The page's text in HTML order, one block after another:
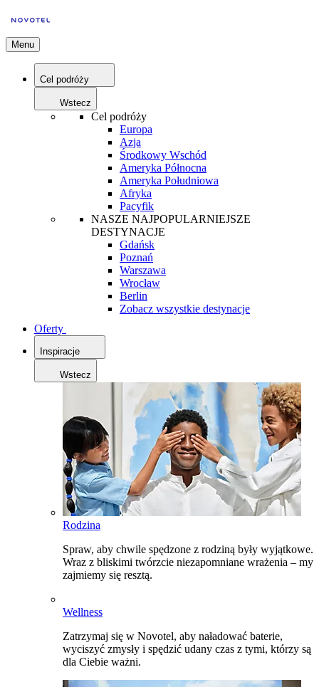
Menu
Cel podróży
Wstecz
Cel podróży
Europa
Azja
Środkowy Wschód
Ameryka Północna
Ameryka Południowa
Afryka
Pacyfik
NASZE NAJPOPULARNIEJSZE
DESTYNACJE
Gdańsk
Poznań
Warszawa
Wrocław
Berlin
Zobacz wszystkie destynacje
Oferty
Inspiracje
Wstecz
Rodzina
Spraw, aby chwile spędzone z rodziną były wyjątkowe.
Wraz z bliskimi twórzcie niezapomniane wrażenia – my
zajmiemy się resztą.
Wellness
Zatrzymaj się w Novotel, aby naładować baterie,
wyciszyć zmysły i spędzić udany czas z tymi, którzy są
dla Ciebie ważni.